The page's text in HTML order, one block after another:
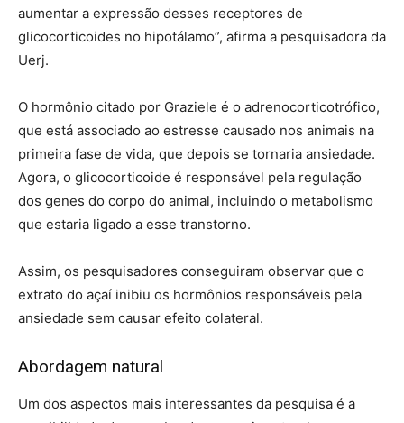
aumentar a expressão desses receptores de
glicocorticoides no hipotálamo”, afirma a pesquisadora da
Uerj.
O hormônio citado por Graziele é o adrenocorticotrófico,
que está associado ao estresse causado nos animais na
primeira fase de vida, que depois se tornaria ansiedade.
Agora, o glicocorticoide é responsável pela regulação
dos genes do corpo do animal, incluindo o metabolismo
que estaria ligado a esse transtorno.
Assim, os pesquisadores conseguiram observar que o
extrato do açaí inibiu os hormônios responsáveis pela
ansiedade sem causar efeito colateral.
Abordagem natural
Um dos aspectos mais interessantes da pesquisa é a